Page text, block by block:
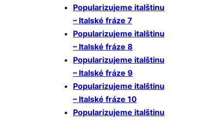
Popularizujeme italštinu
– Italské fráze 7
Popularizujeme italštinu
– Italské fráze 8
Popularizujeme italštinu
– Italské fráze 9
Popularizujeme italštinu
– Italské fráze 10
Popularizujeme italštinu